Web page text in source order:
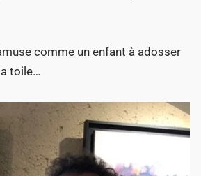
comme un enfant à adosser
toile…